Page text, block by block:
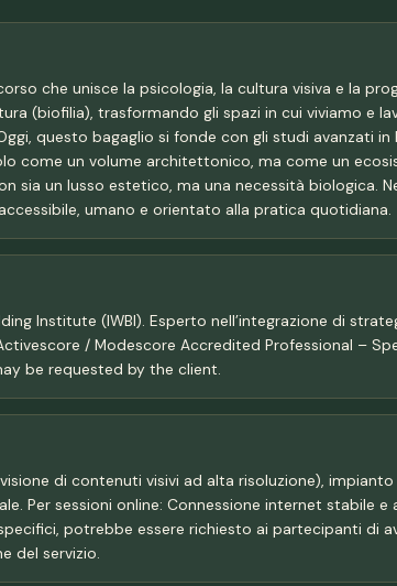
che unisce la psicologia, la cultura visiva e la
(biofilia), trasformando gli spazi in cui viviamo e
questo bagaglio si fonde con gli studi avanzati
come un volume architettonico, ma come un
sia un lusso estetico, ma una necessità biologica.
umano e orientato alla pratica quotidiana.
Institute (IWBI). Esperto nell’integrazione di
/ Modescore Accredited Professional –
be requested by the client.
di contenuti visivi ad alta risoluzione),
Per sessioni online: Connessione internet
potrebbe essere richiesto ai partecipanti di
del servizio.